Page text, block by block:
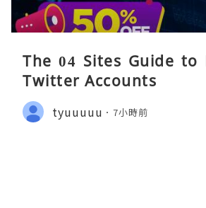
The 04 Sites Guide to
Twitter Accounts
tyuuuuu 7小時前